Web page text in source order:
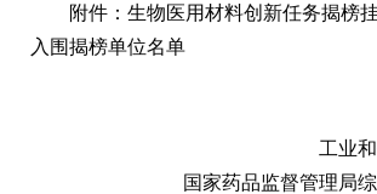
附件：生物医用材料创新任务揭榜
入围揭榜单位名单
工业
国家药品监督管理局